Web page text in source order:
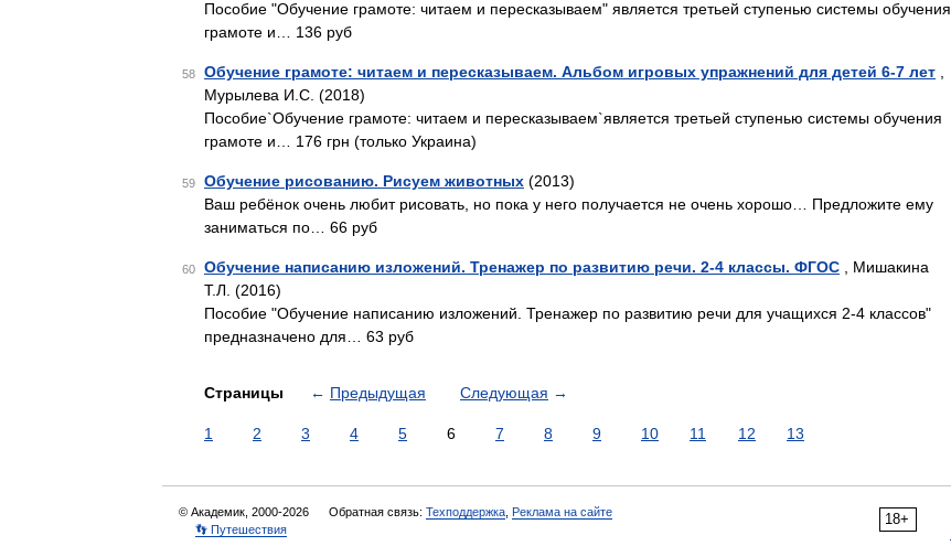
Пособие "Обучение грамоте: читаем и пересказываем" является третьей ступенью системы обучения
грамоте и… 136 руб
58 Обучение грамоте: читаем и пересказываем. Альбом игровых упражнений для детей 6-7 лет
Мурылева И.С. (2018)
Пособие`Обучение грамоте: читаем и пересказываем`является третьей ступенью системы обучения
грамоте и… 176 грн (только Украина)
59 Обучение рисованию. Рисуем животных (2013)
Ваш ребёнок очень любит рисовать, но пока у него получается не очень хорошо… Предложите ему
заниматься по… 66 руб
60 Обучение написанию изложений. Тренажер по развитию речи. 2-4 классы. ФГОС , Мишакина
Т.Л. (2016)
Пособие "Обучение написанию изложений. Тренажер по развитию речи для учащихся 2-4 классов"
предназначено для… 63 руб
Страницы ← Предыдущая Следующая →
1 2 3 4 5 6 7 8 9 10 11 12 13
18+
© Академик, 2000-2026 Обратная связь: Техподдержка Реклама на сайте
👣 Путешествия